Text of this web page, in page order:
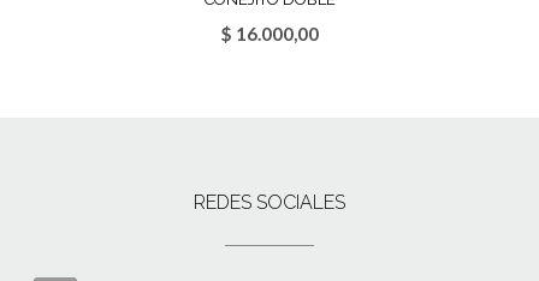
$ 16.000,00
REDES SOCIALES